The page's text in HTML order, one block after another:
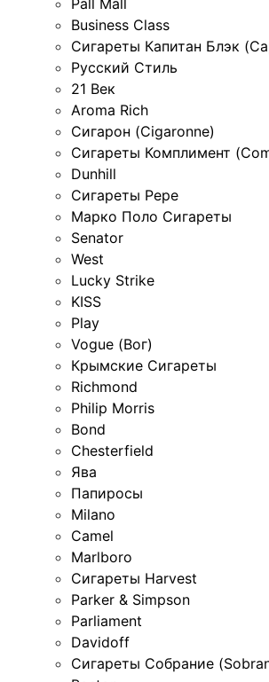
Pall Mall
Business Class
Сигареты Капитан Блэк
Русский Стиль
21 Век
Aroma Rich
Сигарон (Cigaronne)
Сигареты Комплимент
Dunhill
Сигареты Pepe
Марко Поло Сигареты
Senator
West
Lucky Strike
KISS
Play
Vogue (Вог)
Крымские Сигареты
Richmond
Philip Morris
Bond
Chesterfield
Ява
Папиросы
Milano
Camel
Marlboro
Сигареты Harvest
Parker & Simpson
Parliament
Davidoff
Сигареты Собрание